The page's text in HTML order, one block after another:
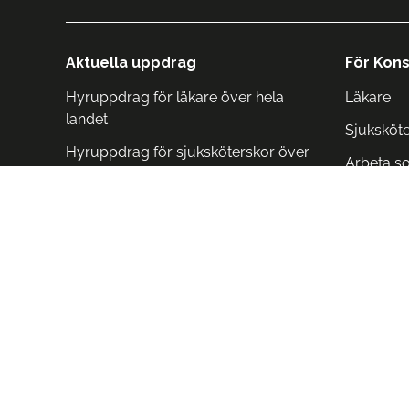
Aktuella uppdrag
Hyruppdrag för läkare över hela
landet
Hyruppdrag för sjuksköterskor över
För
Läkare
Arbeta